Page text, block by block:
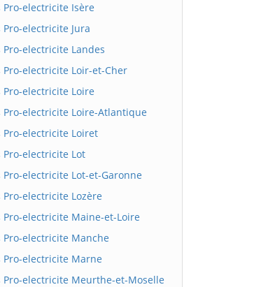
Pro-electricite Isère
Pro-electricite Jura
Pro-electricite Landes
Pro-electricite Loir-et-Cher
Pro-electricite Loire
Pro-electricite Loire-Atlantique
Pro-electricite Loiret
Pro-electricite Lot
Pro-electricite Lot-et-Garonne
Pro-electricite Lozère
Pro-electricite Maine-et-Loire
Pro-electricite Manche
Pro-electricite Marne
Pro-electricite Meurthe-et-Moselle